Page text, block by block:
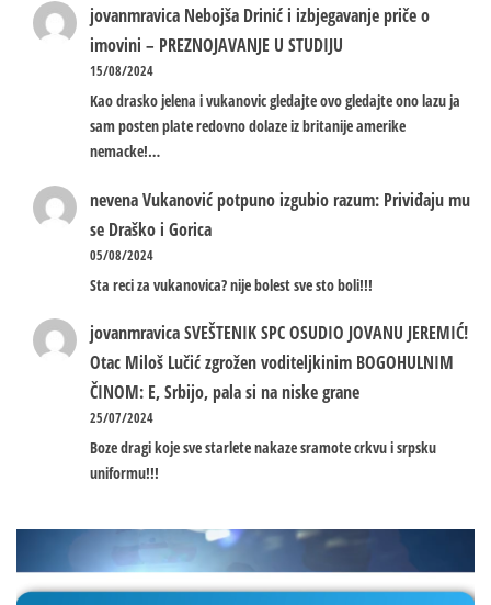
jovanmravica Nebojša Drinić i izbjegavanje priče o
imovini – PREZNOJAVANJE U STUDIJU
15/08/2024
Kao drasko jelena i vukanovic gledajte ovo gledajte ono lazu ja
sam posten plate redovno dolaze iz britanije amerike
nemacke!…
nevenaVukanović potpuno izgubio razum: Priviđaju mu
se Draško i Gorica
05/08/2024
Sta reci za vukanovica? nije bolest sve sto boli!!!
jovanmravicaSVEŠTENIK SPC OSUDIO JOVANU JEREMIĆ!
Otac Miloš Lučić zgrožen voditeljkinim BOGOHULNIM
ČINOM: E, Srbijo, pala si na niske grane
25/07/2024
Boze dragi koje sve starlete nakaze sramote crkvu i srpsku
uniformu!!!